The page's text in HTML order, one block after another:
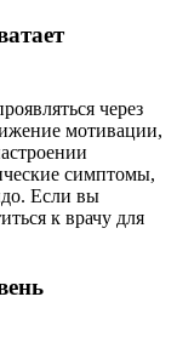
через
мотивации,
симптомы,
Если вы
к врачу для